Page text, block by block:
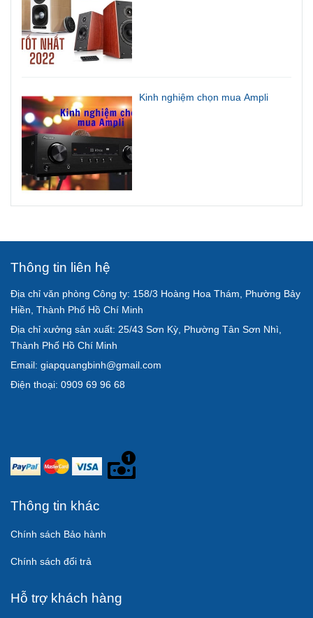
Kinh nghiệm chọn mua Ampli
Thông tin liên hệ
Địa chỉ văn phòng Công ty: 158/3 Hoàng Hoa Thám, Phường Bảy
Hiền, Thành Phố Hồ Chí Minh
Địa chỉ xưởng sản xuất: 25/43 Sơn Kỳ, Phường Tân Sơn Nhì,
Thành Phố Hồ Chí Minh
Email: giapquangbinh@gmail.com
Điện thoại: 0909 69 96 68
Thông tin khác
Chính sách Bảo hành
Chính sách đổi trả
Hỗ trợ khách hàng